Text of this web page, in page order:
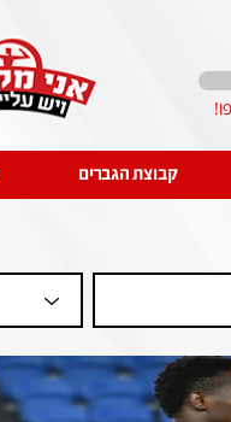
קבוצת הגברים